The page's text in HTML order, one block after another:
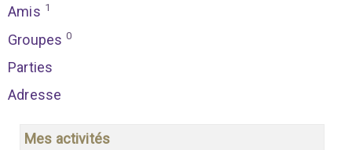
Amis 1
Groupes 0
Parties
Adresse
Mes activités